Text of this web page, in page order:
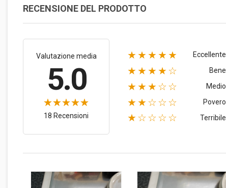
RECENSIONE DEL PRODOTTO
Valutazione media
5.0
18 Recensioni
★★★★★ Eccellente
★★★★☆ Bene
★★★☆☆ Medio
★★☆☆☆ Povero
★☆☆☆☆ Terribile